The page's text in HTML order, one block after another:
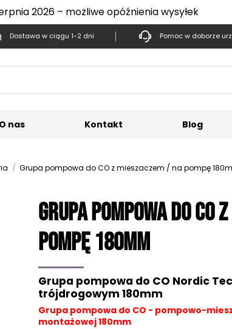
2026 – możliwe opóźnienia wysyłek
Dostawa w ciągu 1-2 dni Pomoc w doborze
O nas Kontakt Blog
Grupa pompowa do CO z mieszaczem / na pompę
Grupa pompowa do CO
pompę 180mm
Grupa pompowa do CO Nordic
trójdrogowym 180mm
Grupa pompowa do CO - pompowo-
montażowej 180mm